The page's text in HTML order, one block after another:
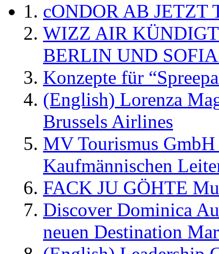
cONDOR AB
WIZZ AIR
BERLIN UND
Konzepte für
(English) Lorenza
Brussels Airlines
MV Tourismus
Kaufmännischen
FACK JU GÖHTE
Discover Dominica
neuen Destination